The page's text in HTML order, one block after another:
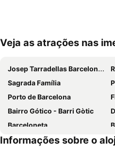
Ampliar mapa
Veja as atrações nas
Josep Tarradellas Barcelona–El Prat Airport
Sagrada Família
Porto de Barcelona
Bairro Gótico - Barri Gòtic
Barceloneta
Estádio Olímpico de Montjuïc
Informações sobre o